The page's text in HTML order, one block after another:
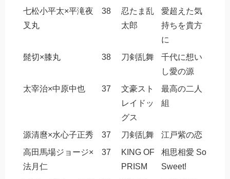
七松小平太×平滝夜
叉丸
38
忍たま乱
太郎
愛超えた気
持ちを貴方
に
髭切×膝丸
38 刀剣乱舞
千代に想い
し愛の源
太宰治×中原中也
37
文豪スト
レイドッ
グス
最高の二人
組
源清麿×水心子正秀 37 刀剣乱舞
江戸紫の恋
高田馬場ジョージ×
法月仁
37
KING OF
PRISM
相思相愛 So
Sweet!